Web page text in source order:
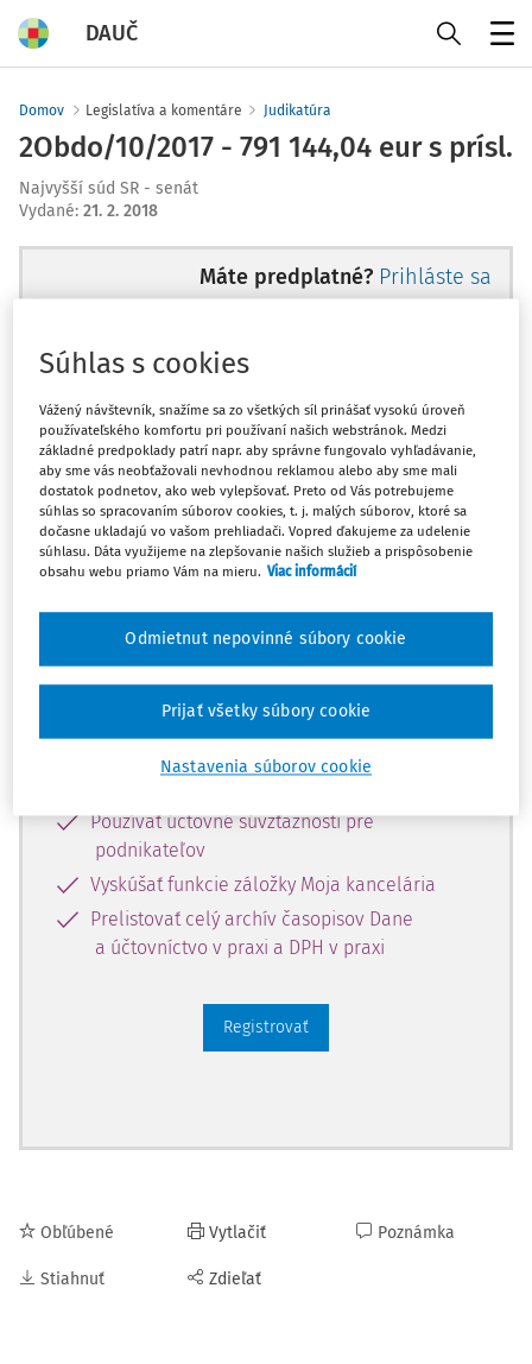
DAUČ
Domov Legislatíva a komentáre Judikatúra
2Obdo/10/2017 - 791 144,04 eur s prísl.
Najvyšší súd SR - senát
Vydané: 21. 2. 2018
Máte predplatné? Prihláste sa
Zatiaľ ste si prečítali len začiatok...
Celý dokument je len pre
predplatiteľov.
Zaregistrujte sa a získajte
na 10 dní.
Vďaka registrácii si môžete
Prečítať platené články na portáli
Používať účtovné súvzťažnosti pre
podnikateľov
Vyskúšať funkcie záložky Moja kancelária
Prelistovať celý archív časopisov Dane
a účtovníctvo v praxi a DPH v praxi
Registrovať
Obľúbené
Stiahnuť
Vytlačiť
Zdieľať
Poznámka
Súhlas s cookies
Vážený návštevník, snažíme sa zo všetkých síl prinášať vysokú úroveň
používateľského komfortu pri používaní našich webstránok. Medzi
základné predpoklady patrí napr. aby správne fungovalo vyhľadávanie,
aby sme vás neobťažovali nevhodnou reklamou alebo aby sme mali
dostatok podnetov, ako web vylepšovať. Preto od Vás potrebujeme
súhlas so spracovaním súborov cookies, t. j. malých súborov, ktoré sa
dočasne ukladajú vo vašom prehliadači. Vopred ďakujeme za udelenie
súhlasu. Dáta využijeme na zlepšovanie našich služieb a prispôsobenie
obsahu webu priamo Vám na mieru. Viac informácií
Nastavenia súborov cookie
Odmietnut nepovinné súbory cookie
Prijať všetky súbory cookie